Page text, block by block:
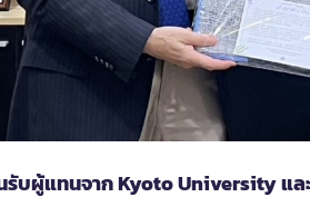
รับผู้แทนจาก Kyoto University แ